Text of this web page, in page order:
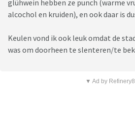
glühwein hebben ze punch (warme
alcochol en kruiden), en ook daar is
Keulen vond ik ook leuk omdat de
was om doorheen te slenteren/te
▼ Ad by